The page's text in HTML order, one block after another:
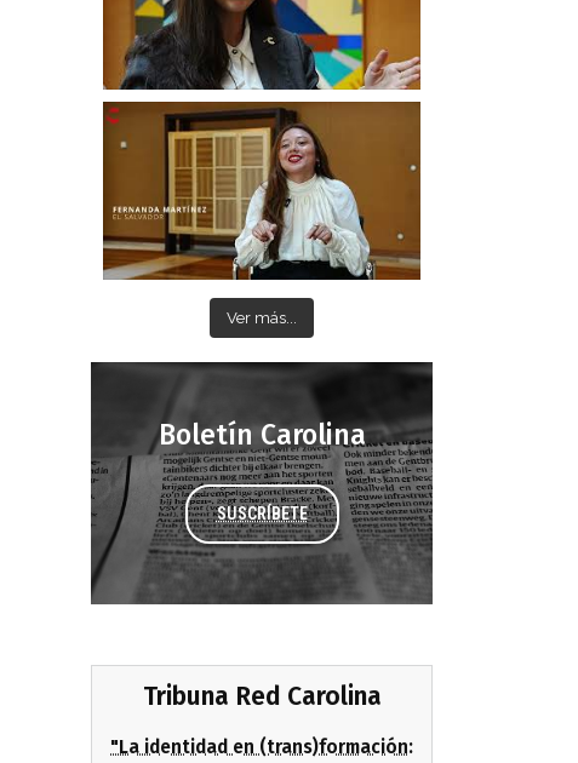
Ver más...
Boletín Carolina
SUSCRÍBETE
Tribuna Red Carolina
"La identidad en (trans)formación: